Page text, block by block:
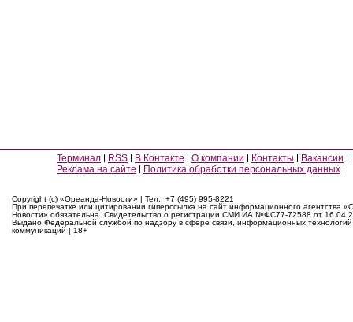
Терминал RSS В Контакте О компании Контакты
Вакансии
Реклама на сайте
Политика обработки персональных данных
Copyright (c) «Ореанда-Новости» | Тел.: +7 (495) 995-8221
При перепечатке или цитировании гиперссылка на сайт информационного агентства
Новости» обязательна. Свидетельство о регистрации СМИ ИА №ФС77-72588 от
Выдано Федеральной службой по надзору в сфере связи, информационных
коммуникаций | 18+